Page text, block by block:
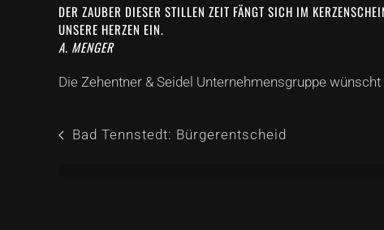
DER ZAUBER DIESER STILLEN ZEIT FÄNGT SICH IM
UNSERE HERZEN EIN.
A. MENGER
Die Zehentner & Seidel Unternehmensgruppe
Bad Tennstedt: Bürgerentscheid